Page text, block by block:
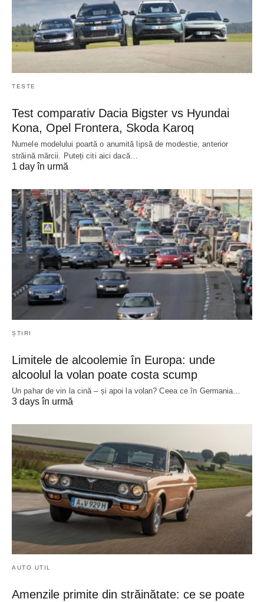
TESTE
Test comparativ Dacia Bigster vs Hyundai
Kona, Opel Frontera, Skoda Karoq
Numele modelului poartă o anumită lipsă de modestie, anterior
străină mărcii. Puteți citi aici dacă…
1 day în urmă
ȘTIRI
Limitele de alcoolemie în Europa: unde
alcoolul la volan poate costa scump
Un pahar de vin la cină – și apoi la volan? Ceea ce în Germania…
3 days în urmă
AUTO UTIL
Amenzile primite din străinătate: ce se poate